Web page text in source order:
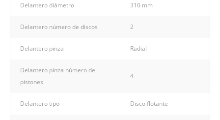
Delantero diámetro 310 mm
Delantero número de discos 2
Delantero pinza Radial
Delantero pinza número de
pistones
4
Delantero tipo Disco flotante